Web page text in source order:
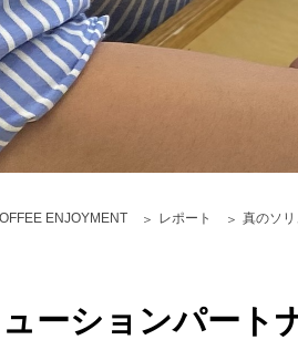
ENJOYMENT レポート 真のソ
ーションパート